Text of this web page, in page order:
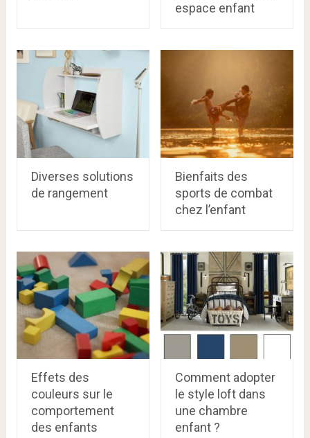
espace enfant
Diverses solutions
de rangement
Bienfaits des
sports de combat
chez l’enfant
Effets des
couleurs sur le
comportement
des enfants
Comment adopter
le style loft dans
une chambre
enfant ?